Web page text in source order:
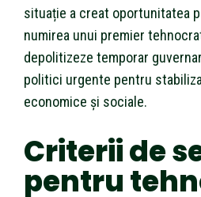
situație a creat oportunitatea
numirea unui premier
depolitizeze temporar
politici urgente pentru
economice și sociale.
Criterii de
pentru